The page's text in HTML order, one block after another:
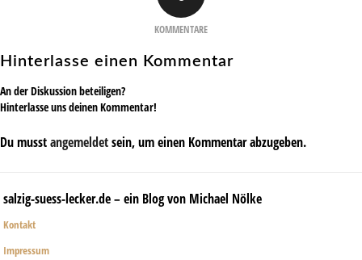
KOMMENTARE
Hinterlasse einen Kommentar
An der Diskussion beteiligen?
Hinterlasse uns deinen Kommentar!
Du musstangemeldetsein, um einen Kommentar abzugeben.
salzig-suess-lecker.de – ein Blog von Michael Nölke
Kontakt
Impressum